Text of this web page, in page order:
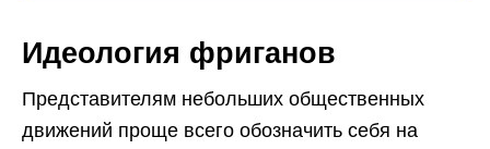
Идеология фриганов
Представителям небольших общественных
движений проще всего обозначить себя на